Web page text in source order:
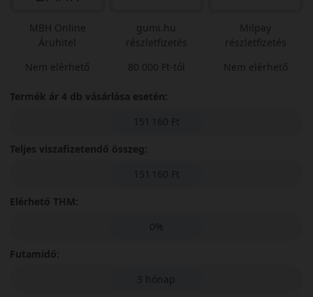
MBH Online
Áruhitel
Nem elérhető
gumi.hu
részletfizetés
80 000 Ft-tól
Milpay
részletfizetés
Nem elérhető
Termék ár 4 db vásárlása esetén:
151 160 Ft
Teljes viszafizetendő összeg:
151 160 Ft
Elérhető THM:
0%
Futamidő:
3 hónap